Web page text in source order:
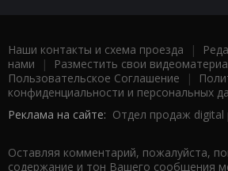
Наши контакты и схема проезда |
нами | Разместить свои
Пользовательское Соглашение |
конфиденциальности и персональных
Реклама на сайте: Отдел продаж digital
Оставляя комментарий, пожалуйста,
содержание и тон Вашего сообщения